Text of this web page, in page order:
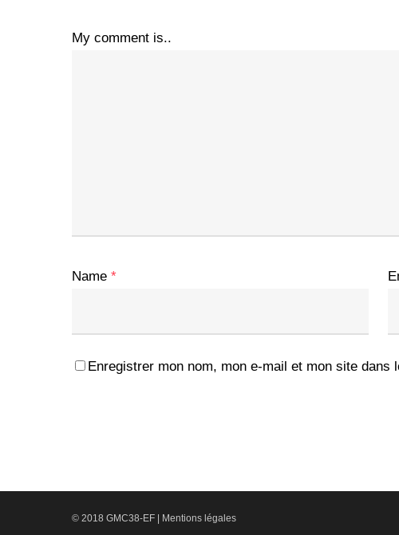
My comment is..
Name *
Enregistrer mon nom, mon e-mail et mon site dans
© 2018 GMC38-EF | Mentions légales